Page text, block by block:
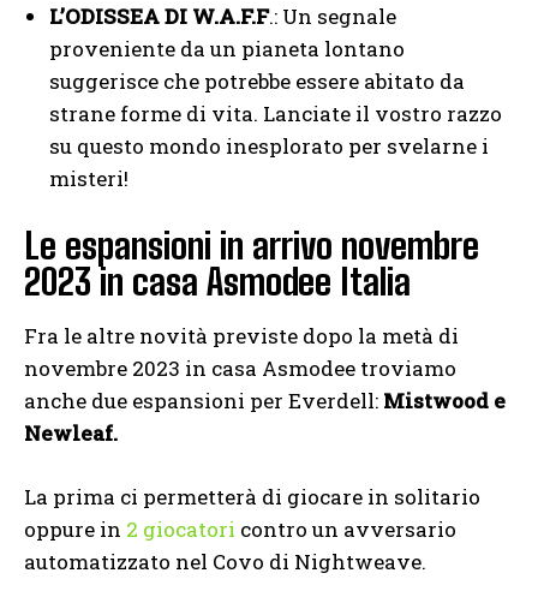
L’ODISSEA DI W.A.F.F.: Un segnale
proveniente da un pianeta lontano
suggerisce che potrebbe essere abitato da
strane forme di vita. Lanciate il vostro razzo
su questo mondo inesplorato per svelarne i
misteri!
Le espansioni in arrivo novembre
2023 in casa Asmodee Italia
Fra le altre novità previste dopo la metà di
novembre 2023 in casa Asmodee troviamo
anche due espansioni per Everdell: Mistwood e
Newleaf.
La prima ci permetterà di giocare in solitario
oppure in 2 giocatori contro un avversario
automatizzato nel Covo di Nightweave.